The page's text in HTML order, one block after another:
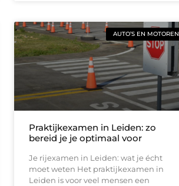
AUTO’S EN MOTOREN
Praktijkexamen in Leiden: zo
bereid je je optimaal voor
Je rijexamen in Leiden: wat je écht
moet weten Het praktijkexamen in
Leiden is voor veel mensen een